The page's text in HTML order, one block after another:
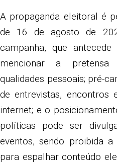
A propaganda eleitoral é
de 16 de agosto de
campanha, que
mencionar a
qualidades pessoais; pré-
de entrevistas, encontros
internet; e o
políticas pode ser
eventos, sendo proibida
para espalhar conteúdo